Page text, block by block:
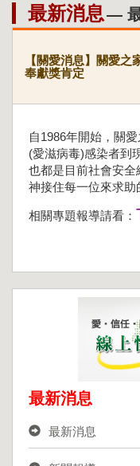
最新消息—
【關愛消息】關愛
奉獻獎肯定
自1986年開始，關
(愛滋病毒)感染者到
也都是目前社會安
神接住每一位來求助
相關專題報導請看：
最新消息
最新消息